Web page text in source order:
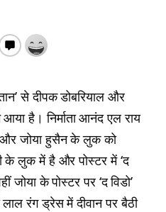
से दीपक डोबरियाल और
है। निर्माता आनंद एल राय
और जोया हुसैन के लुक को
के लुक में है और पोस्टर में ‘द
जोया के पोस्टर पर ‘द विडो’
रंग ड्रेस में दीवान पर बैठी